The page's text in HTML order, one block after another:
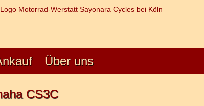
Über uns
CS3C